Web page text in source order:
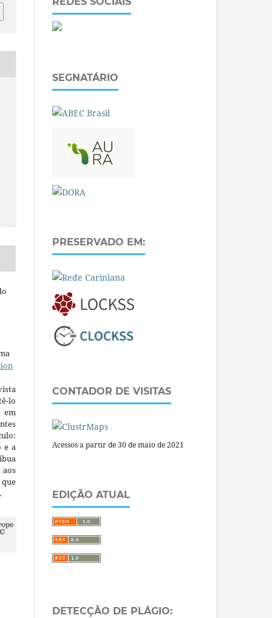
lo
em
e a
SEGNATÁRIO
PRESERVADO EM:
CONTADOR DE VISITAS
Acessos a partir de 30 de maio de 2021
EDIÇÃO ATUAL
DETECÇÃO DE PLÁGIO: